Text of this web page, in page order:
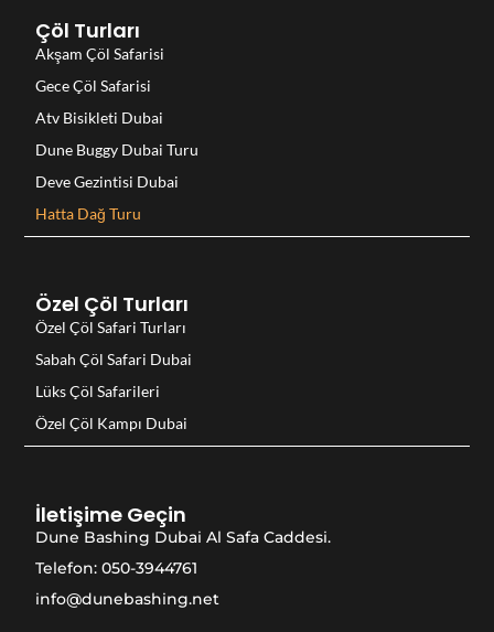
Çöl Turları
Akşam Çöl Safarisi
Gece Çöl Safarisi
Atv Bisikleti Dubai
Dune Buggy Dubai Turu
Deve Gezintisi Dubai
Hatta Dağ Turu
Özel Çöl Turları
Özel Çöl Safari Turları
Sabah Çöl Safari Dubai
Lüks Çöl Safarileri
Özel Çöl Kampı Dubai
İletişime Geçin
Dune Bashing Dubai Al Safa Caddesi.
Telefon: 050-3944761
info@dunebashing.net